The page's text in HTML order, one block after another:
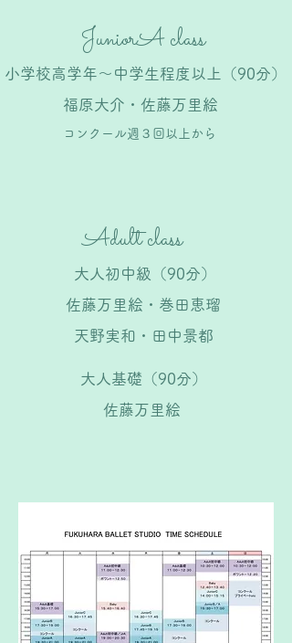
​JuniorA class
​小学校高学年～中学生程度以上（90分）
​福原大介・佐藤万里絵
​コンクール週３回以上から
​Adult class
大人初中級（90分）​
​佐藤万里絵・巻田恵瑠
天野実和・田中景都
大人基礎（90分）​
​佐藤万里絵